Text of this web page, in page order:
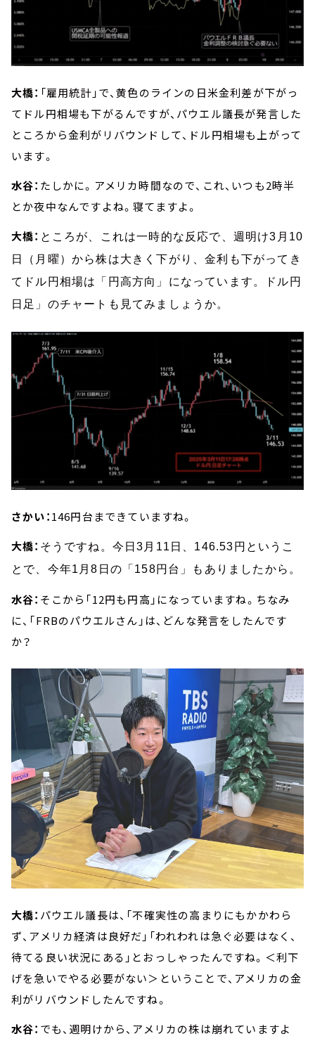
大橋： 「雇用統計」で、黄色のラインの日米金利差が下がっ
てドル円相場も下がるんですが、パウエル議長が発言した
ところから金利がリバウンドして、ドル円相場も上がって
います。
水谷： たしかに。アメリカ時間なので、これ、いつも2時半
とか夜中なんですよね。寝てますよ。
大橋： ところが、これは一時的な反応で、週明け3月10
日（月曜）から株は大きく下がり、金利も下がってき
てドル円相場は「円高方向」になっています。ドル円
日足」のチャートも見てみましょうか。
さかい：146円台まできていますね。
大橋： そうですね。今日3月11日、146.53円というこ
とで、今年1月8日の「158円台」もありましたから。
水谷： そこから「12円も円高」になっていますね。ちなみ
に、「FRBのパウエルさん」は、どんな発言をしたんです
か？
大橋： パウエル議長は、「不確実性の高まりにもかかわら
ず、アメリカ経済は良好だ」「われわれは急ぐ必要はなく、
待てる良い状況にある」とおっしゃったんですね。＜利下
げを急いでやる必要がない＞ということで、アメリカの金
利がリバウンドしたんですね。
水谷： でも、週明けから、アメリカの株は崩れていますよ